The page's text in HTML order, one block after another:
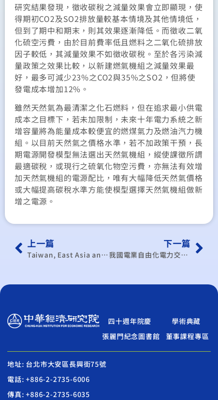
研究結果發現，徵收碳稅之減量效果會立即顯現，使
得期初CO2及SO2排放量較基本情境及其他情境低，
但到了期中和期末，則其效果逐漸降低。而徵收二氧
化硫空污費，由於目前費率低且燃料之二氧化硫排放
因子較低，其減量效果不如徵收碳稅。至於各污染減
量政策之效果比較，以新建燃氣機組之減量效果最
好，最多可減少23%之CO2與35%之SO2，但將使
發電成本增加12%。
雖然天然氣為最清潔之化石燃料，但在追求最小供電
成本之目標下，若未加限制，未來十年電力系統之新
增容量將為能量成本較便宜的燃煤氣力及燃油汽力機
組。以目前天然氣之價格水準，若不加政策干預，長
期電源開發模型無法選出天然氣機組，縱使課徵所謂
最適碳稅，或現行之硫氧化物空污費，亦無法有效增
加天然氣機組的電源配比，唯有大幅降低天然氣價格
或大幅提高碳稅水準方能使模型選擇天然氣機組做新
增之電源。
上一篇
Taiwan, East Asia and Copenhagen Commitment(精)
下一篇
我國電業自由化電力交易相關議題之分析
四十週年院慶
學術典藏
張麗門紀念圖書館
董事課程專區
地址: 台北市大安區長興街75號
電話: +886-2-2735-6006
傳真: +886-2-2735-6035